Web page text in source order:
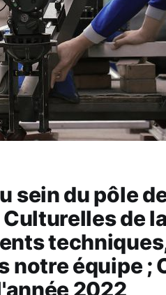
sein du pôle
de
notre équipe ;
2022